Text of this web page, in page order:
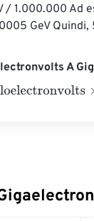
/ 1.000.000 Ad
GeV
A
×